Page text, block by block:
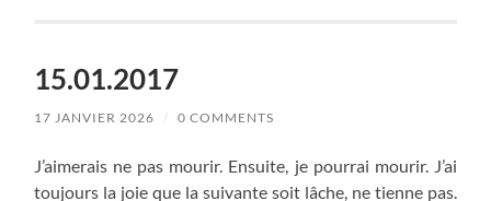
15.01.2017
17 JANVIER 2026 / 0 COMMENTS
J’aimerais ne pas mourir. Ensuite, je pourrai mourir. J’ai
toujours la joie que la suivante soit lâche, ne tienne pas.